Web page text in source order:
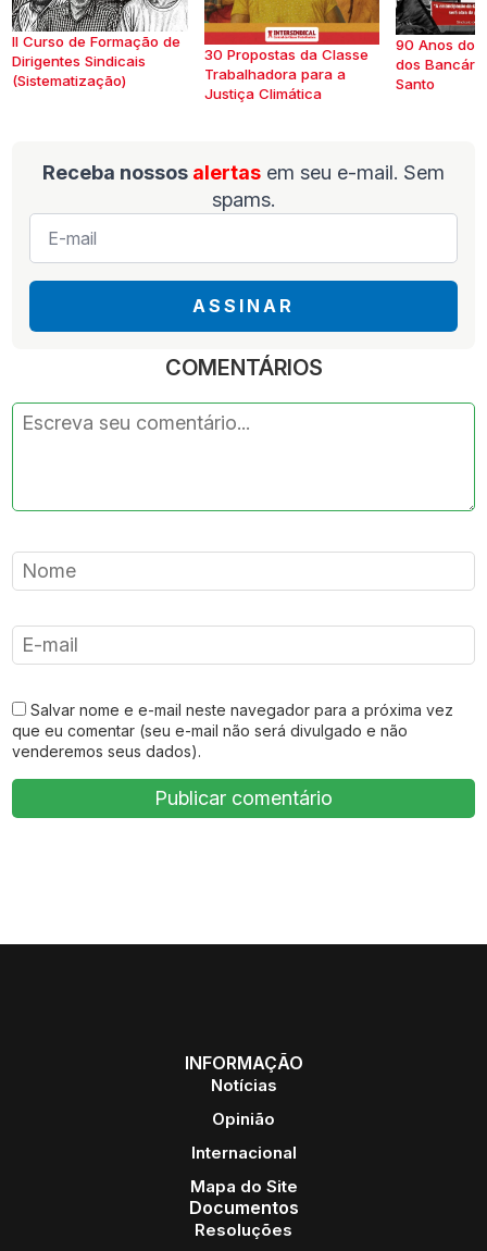
II Curso de Formação de
Dirigentes Sindicais
(Sistematização)
30 Propostas da Classe
Trabalhadora para a
Justiça Climática
90 Anos do
dos
Santo
Receba nossos alertas em seu e-mail. Sem
spams.
E-
mail
ASSINAR
COMENTÁRIOS
Salvar nome e e-mail neste navegador para a próxima vez
que eu comentar (seu e-mail não será divulgado e não
venderemos seus dados).
INFORMAÇÃO
Notícias
Opinião
Internacional
Mapa do Site
Documentos
Resoluções